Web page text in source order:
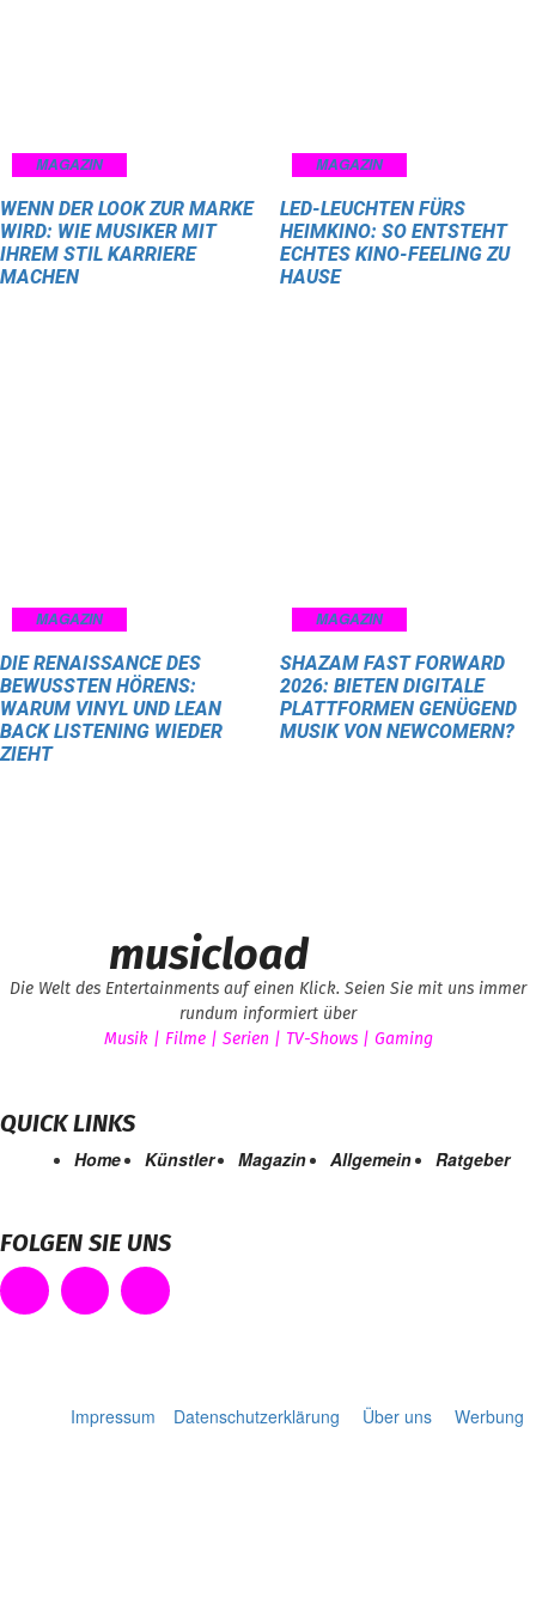
MAGAZIN
WENN DER LOOK ZUR MARKE
WIRD: WIE MUSIKER MIT
IHREM STIL KARRIERE
MACHEN
MAGAZIN
LED-LEUCHTEN FÜRS
HEIMKINO: SO ENTSTEHT
ECHTES KINO-FEELING ZU
HAUSE
MAGAZIN
DIE RENAISSANCE DES
BEWUSSTEN HÖRENS:
WARUM VINYL UND LEAN
BACK LISTENING WIEDER
ZIEHT
MAGAZIN
SHAZAM FAST FORWARD
2026: BIETEN DIGITALE
PLATTFORMEN GENÜGEND
MUSIK VON NEWCOMERN?
musicload
Die Welt des Entertainments auf einen Klick. Seien Sie mit uns immer
rundum informiert über
Musik | Filme | Serien | TV-Shows | Gaming
QUICK LINKS
Home Künstler Magazin Allgemein Ratgeber
FOLGEN SIE UNS
Impressum Datenschutzerklärung Über uns Werbung